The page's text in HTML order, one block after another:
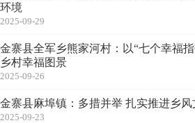
环境
2025-09-29
金寨县全军乡熊家河村：以“七个幸福
乡村幸福图景
2025-09-26
金寨县麻埠镇：多措并举 扎实推进乡风
2025-09-23